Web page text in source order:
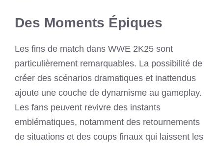
Des Moments Épiques
Les fins de match dans WWE 2K25 sont
particulièrement remarquables. La possibilité de
créer des scénarios dramatiques et inattendus
ajoute une couche de dynamisme au gameplay.
Les fans peuvent revivre des instants
emblématiques, notamment des retournements
de situations et des coups finaux qui laissent les